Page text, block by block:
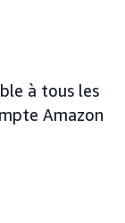
à tous les
Amazon